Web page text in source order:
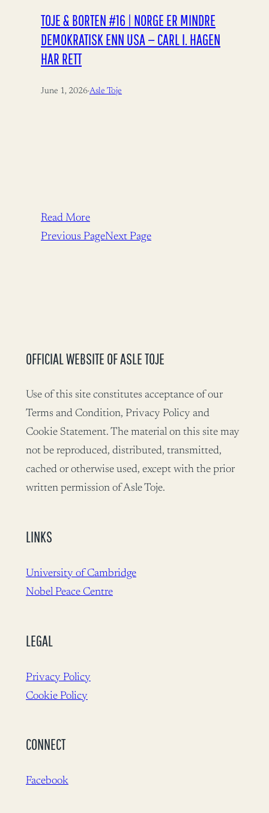
TOJE & BORTEN #16 | NORGE ER MINDRE
DEMOKRATISK ENN USA — CARL I. HAGEN
HAR RETT
June 1, 2026·Asle Toje
Read More
Previous PageNext Page
OFFICIAL WEBSITE OF ASLE TOJE
Use of this site constitutes acceptance of our
Terms and Condition, Privacy Policy and
Cookie Statement. The material on this site may
not be reproduced, distributed, transmitted,
cached or otherwise used, except with the prior
written permission of Asle Toje.
LINKS
University of Cambridge
Nobel Peace Centre
LEGAL
Privacy Policy
Cookie Policy
CONNECT
Facebook